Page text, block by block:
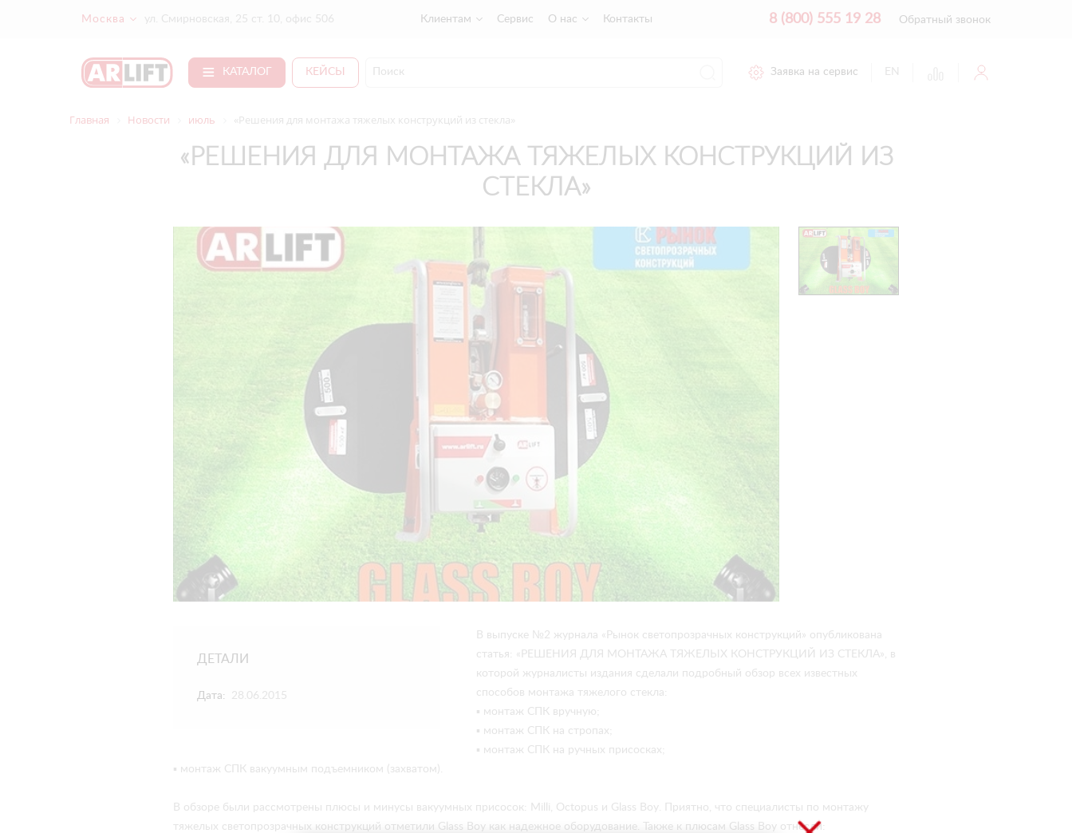
Москва ул. Смирновская, 25 ст. 10, офис 506 Клиентам Сервис О нас Контакты 8 (800) 555 19 28 Обратный звонок
КАТАЛОГ КЕЙСЫ Заявка на сервис EN
Главная Новости июль «Решения для монтажа тяжелых конструкций из стекла»
«РЕШЕНИЯ ДЛЯ МОНТАЖА ТЯЖЕЛЫХ КОНСТРУКЦИЙ ИЗ
СТЕКЛА»
ДЕТАЛИ
Дата: 28.06.2015
В выпуске №2 журнала «Рынок светопрозрачных конструкций» опубликована
статья: «РЕШЕНИЯ ДЛЯ МОНТАЖА ТЯЖЕЛЫХ КОНСТРУКЦИЙ ИЗ СТЕКЛА», в
которой журналисты издания сделали подробный обзор всех известных
способов монтажа тяжелого стекла:
▪ монтаж СПК вручную;
▪ монтаж СПК на стропах;
▪ монтаж СПК на ручных присосках;
▪ монтаж СПК вакуумным подъемником (захватом).
В обзоре были рассмотрены плюсы и минусы вакуумных присосок: Milli, Octopus и Glass Boy. Приятно, что специалисты по монтажу
тяжелых светопрозрачных конструкций отметили Glass Boy как надежное оборудование. Также к плюсам Glass Boy отнесли: